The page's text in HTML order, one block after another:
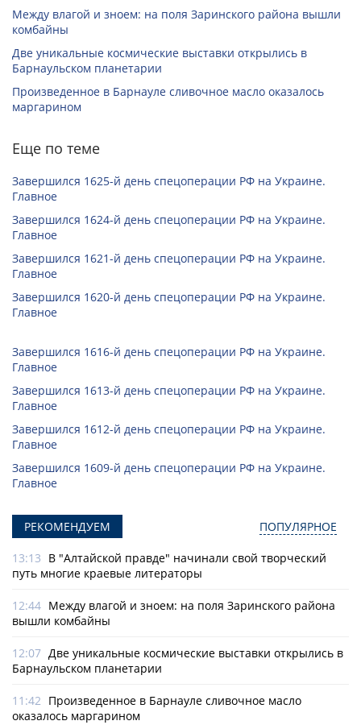
Между влагой и зноем: на поля Заринского района вышли
комбайны
Две уникальные космические выставки открылись в
Барнаульском планетарии
Произведенное в Барнауле сливочное масло оказалось
маргарином
Еще по теме
Завершился 1625-й день спецоперации РФ на Украине.
Главное
Завершился 1624-й день спецоперации РФ на Украине.
Главное
Завершился 1621-й день спецоперации РФ на Украине.
Главное
Завершился 1620-й день спецоперации РФ на Украине.
Главное
Завершился 1616-й день спецоперации РФ на Украине.
Главное
Завершился 1613-й день спецоперации РФ на Украине.
Главное
Завершился 1612-й день спецоперации РФ на Украине.
Главное
Завершился 1609-й день спецоперации РФ на Украине.
Главное
РЕКОМЕНДУЕМ ПОПУЛЯРНОЕ
13:13 В "Алтайской правде" начинали свой творческий
путь многие краевые литераторы
12:44 Между влагой и зноем: на поля Заринского района
вышли комбайны
12:07 Две уникальные космические выставки открылись в
Барнаульском планетарии
11:42 Произведенное в Барнауле сливочное масло
оказалось маргарином